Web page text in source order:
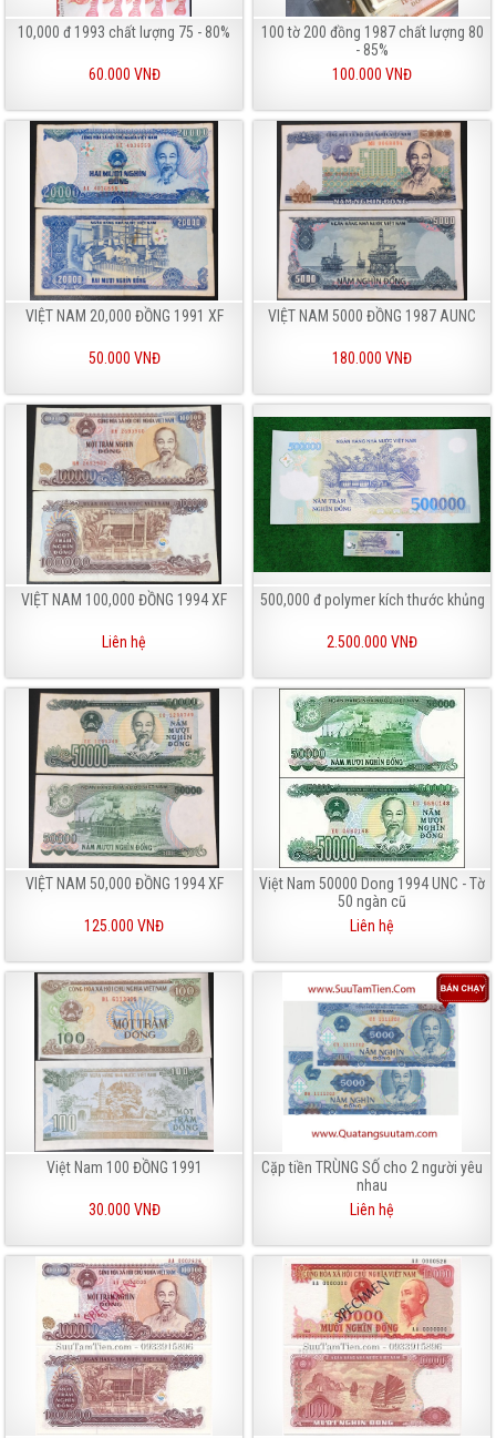
10,000 đ 1993 chất lượng 75 - 80%
60.000 VNĐ
100 tờ 200 đồng 1987 chất lượng 80
- 85%
100.000 VNĐ
VIỆT NAM 20,000 ĐỒNG 1991 XF
50.000 VNĐ
VIỆT NAM 5000 ĐỒNG 1987 AUNC
180.000 VNĐ
VIỆT NAM 100,000 ĐỒNG 1994 XF
Liên hệ
500,000 đ polymer kích thước khủng
2.500.000 VNĐ
VIỆT NAM 50,000 ĐỒNG 1994 XF
125.000 VNĐ
Việt Nam 50000 Dong 1994 UNC - Tờ
50 ngàn cũ
Liên hệ
Việt Nam 100 ĐỒNG 1991
30.000 VNĐ
Cặp tiền TRÙNG SỐ cho 2 người yêu
nhau
Liên hệ